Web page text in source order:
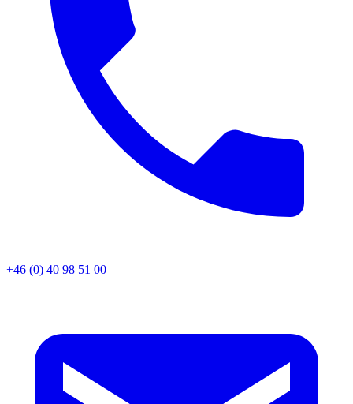
+46 (0) 40 98 51 00